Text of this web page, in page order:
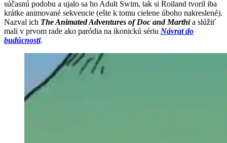
súčasnú podobu a ujalo sa ho Adult Swim, tak si Roiland tvoril iba
krátke animované sekvencie (ešte k tomu cielene úboho nakreslené).
Nazval ich The Animated Adventures of Doc and Marthi a slúžiť
mali v prvom rade ako paródia na ikonickú sériu Návrat do
budúcnosti.